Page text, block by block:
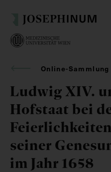
Online-Sammlung
Ludwig XIV.
Hofstaat bei
seiner
im Jahr 1658